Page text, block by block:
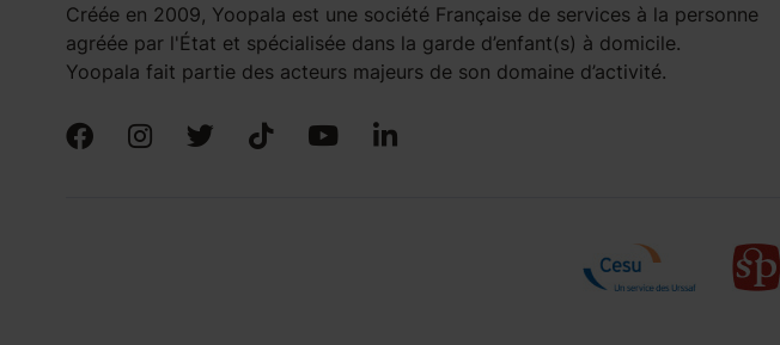
Créée en 2009, Yoopala est une société Française de services à la personne
agréée par l'État et spécialisée dans la garde d’enfant(s) à domicile.
Yoopala fait partie des acteurs majeurs de son domaine d’activité.